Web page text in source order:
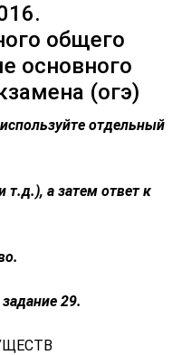
общего
основного
(огэ)
отдельный
т.д.), а затем ответ к
29.